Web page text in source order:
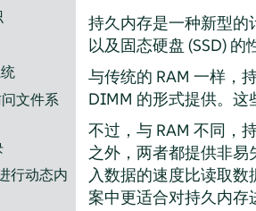
文件系
行动态内
持久内存是一种新型的
以及固态硬盘 (SSD) 的
与传统的 RAM 一样，
DIMM 的形式提供。这
不过，与 RAM 不同，
之外，两者都提供非
入数据的速度比读取
案中更适合对持久内存